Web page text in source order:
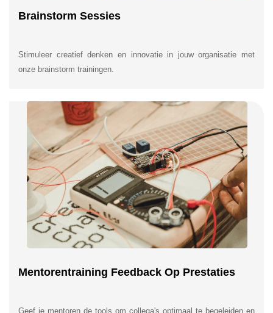
Brainstorm Sessies
Stimuleer creatief denken en innovatie in jouw organisatie met
onze brainstorm trainingen.
Mentorentraining Feedback Op Prestaties
Geef je mentoren de tools om collega's optimaal te begeleiden en